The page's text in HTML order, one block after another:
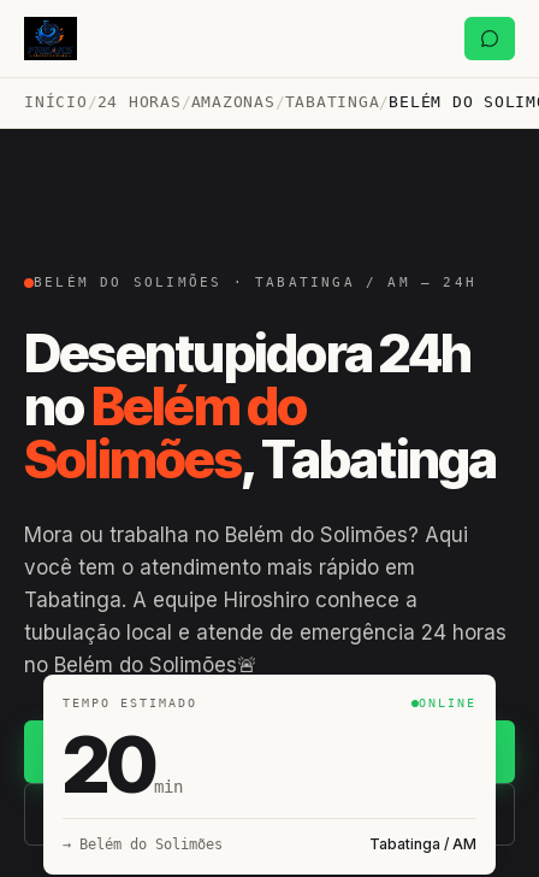
INÍCIO /24 HORAS /AMAZONAS /TABATINGA/BELÉM DO
BELÉM DO SOLIMÕES · TABATINGA / AM — 24H
Desentupidora 24h
noBelém do
Solimões, Tabatinga
Mora ou trabalha no Belém do Solimões? Aqui
você tem o atendimento mais rápido em
Tabatinga. A equipe Hiroshiro conhece a
tubulação local e atende de emergência 24 horas
no Belém do Solimões🚨
(11) 93407-8838
TEMPO ESTIMADO ONLINE
20min
→ Belém do Solimões Tabatinga / AM